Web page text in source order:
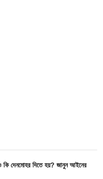
কি দেনমোহর দিতে হয়? জানুন আইনের